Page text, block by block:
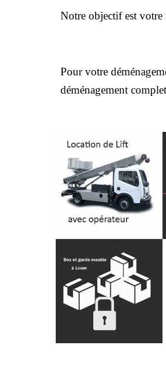
Notre objectif est votre
Pour votre
déménagement